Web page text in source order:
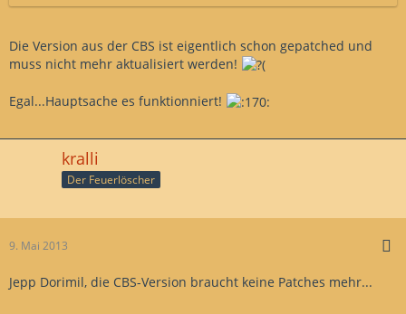
Die Version aus der CBS ist eigentlich schon gepatched und
muss nicht mehr aktualisiert werden!
Egal...Hauptsache es funktionniert!
kralli
Der Feuerlöscher
9. Mai 2013
Jepp Dorimil, die CBS-Version braucht keine Patches mehr...